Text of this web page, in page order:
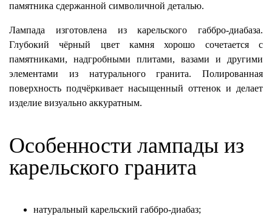
памятника сдержанной символичной деталью.
Лампада изготовлена из карельского габбро-диабаза.
Глубокий чёрный цвет камня хорошо сочетается с
памятниками, надгробными плитами, вазами и другими
элементами из натурального гранита. Полированная
поверхность подчёркивает насыщенный оттенок и делает
изделие визуально аккуратным.
Особенности лампады из
карельского гранита
натуральный карельский габбро-диабаз;